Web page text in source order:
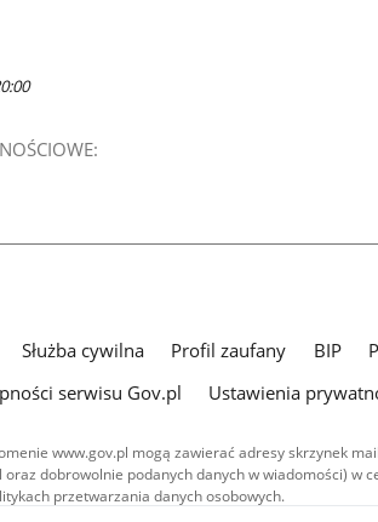
Służba cywilna Profil zaufany BIP
serwisu Gov.pl
Ustawienia
www.gov.pl mogą zawierać adresy skrzynek
dobrowolnie podanych danych w wiadomości) w
przetwarzania danych osobowych.